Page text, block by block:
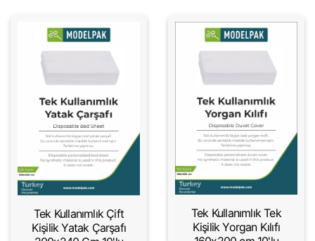
Tek Kullanımlık Çift
Kişilik Yatak Çarşafı
Tek Kullanımlık Tek
Kişilik Yorgan Kılıfı